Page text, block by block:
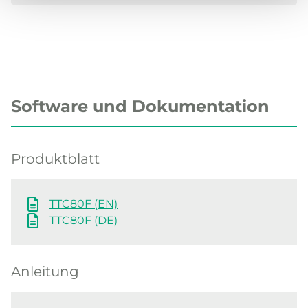
Software und Dokumentation
Produktblatt
TTC80F (EN)
TTC80F (DE)
Anleitung